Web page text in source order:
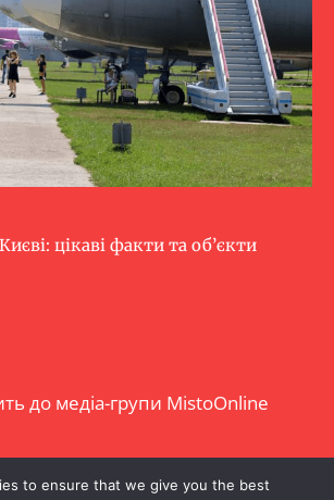
цікаві факти та об’єкти
до медіа-групи MistoOnline
використання матеріалу
to ensure that we give you the best